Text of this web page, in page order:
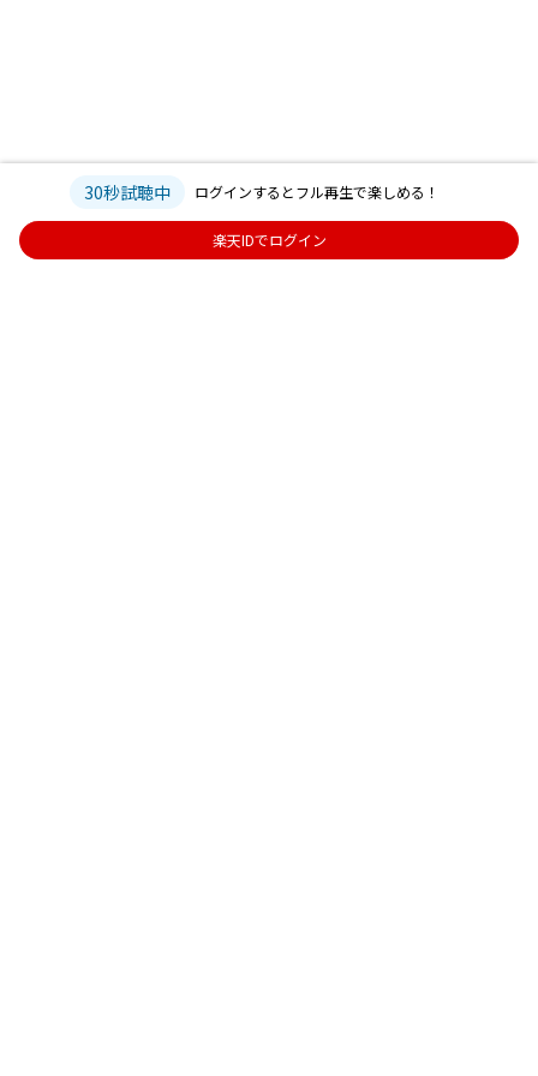
30秒試聴中 ログインするとフル再生で楽しめる！
楽天IDでログイン